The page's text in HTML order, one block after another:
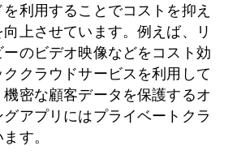
利用することでコストを抑え
上させています。例えば、リ
のビデオ映像などをコスト効
クラウドサービスを利用して
密な顧客データを保護するオ
アプリにはプライベートクラ
す。